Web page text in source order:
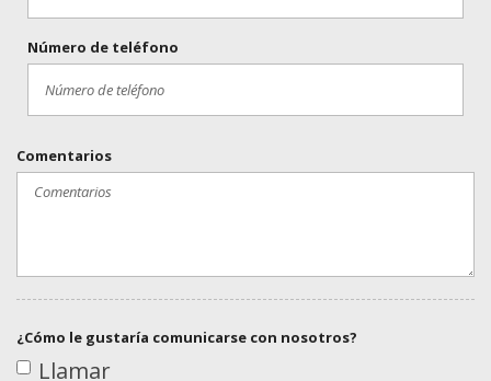
Número de teléfono
Comentarios
¿Cómo le gustaría comunicarse con nosotros?
Llamar